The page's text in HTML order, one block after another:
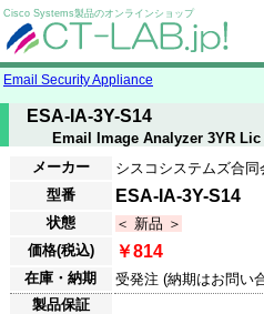
Cisco Systems製品のオンラインショップ
Email Security Appliance
ESA-IA-3Y-S14
Email Image Analyzer 3YR Lic
メーカー
シスコシステムズ合同
型番
ESA-IA-3Y-S14
状態
＜ 新品 ＞
価格(税込)
￥814
在庫・納期 受発注 (納期はお問い
製品保証